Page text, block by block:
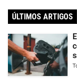
ÚLTIMOS ARTIGOS